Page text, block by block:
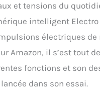
et tensions du
intelligent Electro
électriques
Amazon, il s’est tout
fonctions et son
dans son essai.